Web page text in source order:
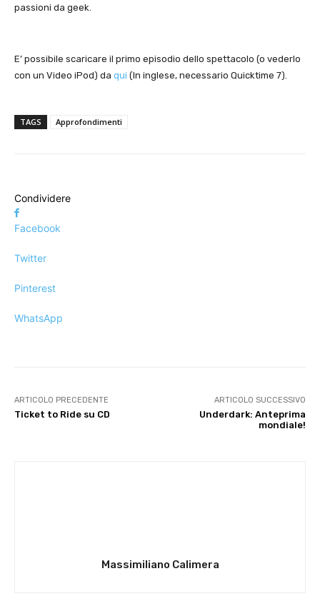
passioni da geek.
E’ possibile scaricare il primo episodio dello spettacolo (o vederlo
con un Video iPod) da qui (In inglese, necessario Quicktime 7).
TAGS Approfondimenti
Condividere
Facebook
Twitter
Pinterest
WhatsApp
ARTICOLO PRECEDENTE
Ticket to Ride su CD
ARTICOLO SUCCESSIVO
Underdark: Anteprima
mondiale!
Massimiliano Calimera